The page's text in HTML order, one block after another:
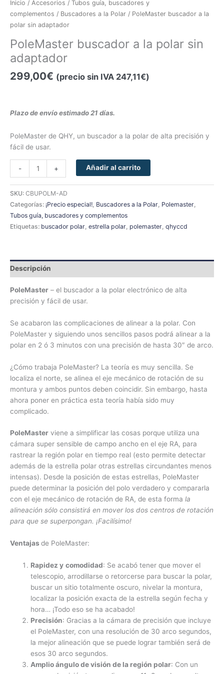
Inicio / Accesorios / Tubos guía, buscadores y
complementos / Buscadores a la Polar / PoleMaster buscador a la
polar sin adaptador
PoleMaster buscador a la polar sin
adaptador
299,00€ (precio sin IVA 247,11€)
Plazo de envío estimado 21 días.
PoleMaster de QHY, un buscador a la polar de alta precisión y
fácil de usar.
- + Añadir al carrito
SKU: CBUPOLM-AD
Categorías: ¡Precio especial! Buscadores a la Polar Polemaster
Tubos guía, buscadores y complementos
Etiquetas: buscador polar estrella polar polemaster qhyccd
Descripción
PoleMaster – el buscador a la polar electrónico de alta
precisión y fácil de usar.
Se acabaron las complicaciones de alinear a la polar. Con
PoleMaster y siguiendo unos sencillos pasos podrá alinear a la
polar en 2 ó 3 minutos con una precisión de hasta 30″ de arco.
¿Cómo trabaja PoleMaster? La teoría es muy sencilla. Se
localiza el norte, se alinea el eje mecánico de rotación de su
montura y ambos puntos deben coincidir. Sin embargo, hasta
ahora poner en práctica esta teoría había sido muy
complicado.
PoleMaster viene a simplificar las cosas porque utiliza una
cámara super sensible de campo ancho en el eje RA, para
rastrear la región polar en tiempo real (esto permite detectar
además de la estrella polar otras estrellas circundantes menos
intensas). Desde la posición de estas estrellas, PoleMaster
puede determinar la posición del polo verdadero y compararla
con el eje mecánico de rotación de RA, de esta forma la
alineación sólo consistirá en mover los dos centros de rotación
para que se superpongan. ¡Facilísimo!
Ventajas de PoleMaster:
Rapidezy comodidad: Se acabó tener que mover el
telescopio, arrodillarse o retorcerse para buscar la polar,
buscar un sitio totalmente oscuro, nivelar la montura,
localizar la posición exacta de la estrella según fecha y
hora… ¡Todo eso se ha acabado!
Precisión: Gracias a la cámara de precisión que incluye
el PoleMaster, con una resolución de 30 arco segundos,
la mejor alineación que se puede lograr también será de
esos 30 arco segundos.
Amplio ángulo de visión de la región polar: Con un